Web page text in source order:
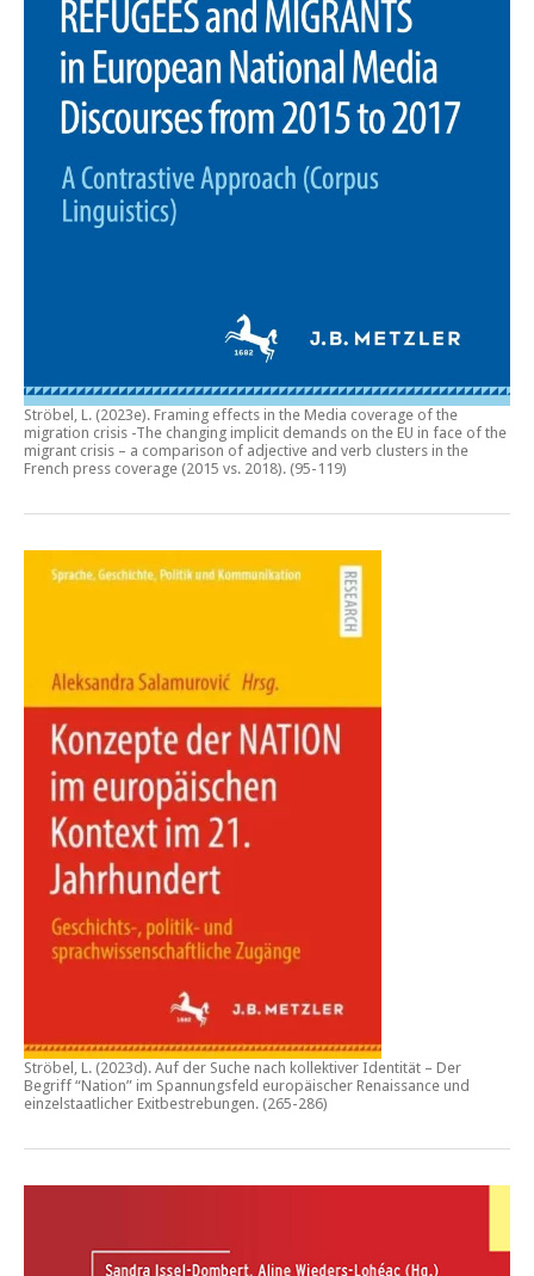
Ströbel, L. (2023e). Framing effects in the Media coverage of the
migration crisis -The changing implicit demands on the EU in face of the
migrant crisis – a comparison of adjective and verb clusters in the
French press coverage (2015 vs. 2018). (95-119)
Ströbel, L. (2023d). Auf der Suche nach kollektiver Identität – Der
Begriff “Nation” im Spannungsfeld europäischer Renaissance und
einzelstaatlicher Exitbestrebungen. (265-286)